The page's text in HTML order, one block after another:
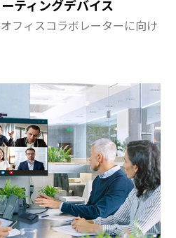
ティングデバイス
フィスコラボレーターに向け